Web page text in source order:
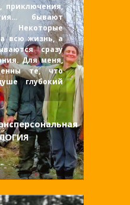
приключения,
бывают
всю жизнь, а
сразу
Для меня,
те, что
глубокий